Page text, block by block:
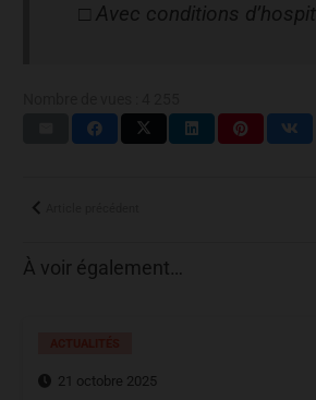
□ Avec conditions
À voir également…
21 octobre 2025